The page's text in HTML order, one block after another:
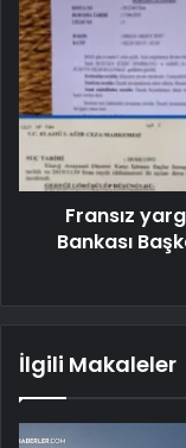
Fransız
Bankası
İlgili Makaleler